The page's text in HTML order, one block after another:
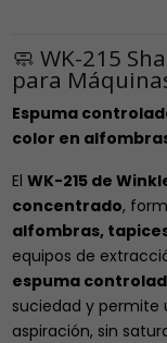
🧼 WK-215
para
Espuma
color en
El WK-215 de
concentrado,
alfombras,
equipos de
espuma
suciedad y permite
aspiración, sin